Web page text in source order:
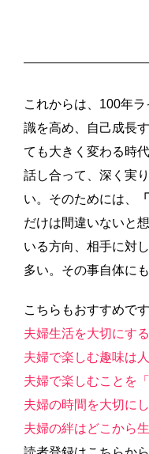
これからは、100年
識を高め、自己成長
ても大きく変わる時
話し合って、深く実
い。そのためには、
だけは間違いないと
いる方向、相手に対
多い。その事自体にも
こちらもおすすめです
夫婦生活を大切にす
夫婦で楽しむ趣味は
夫婦で楽しむことを「
夫婦の時間を大切に
夫婦の絆はどこから